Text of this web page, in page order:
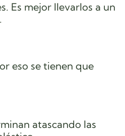
Es mejor llevarlos a un
eso se tienen que
atascando las